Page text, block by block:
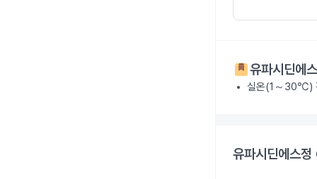
유파시딘에
실온(1～30℃)
유파시딘에스